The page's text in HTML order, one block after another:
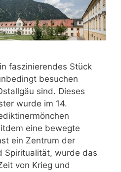
faszinierendes Stück
besuchen
sind. Dieses
wurde im 14.
eine bewegte
ein Zentrum der
Spiritualität, wurde das
von Krieg und